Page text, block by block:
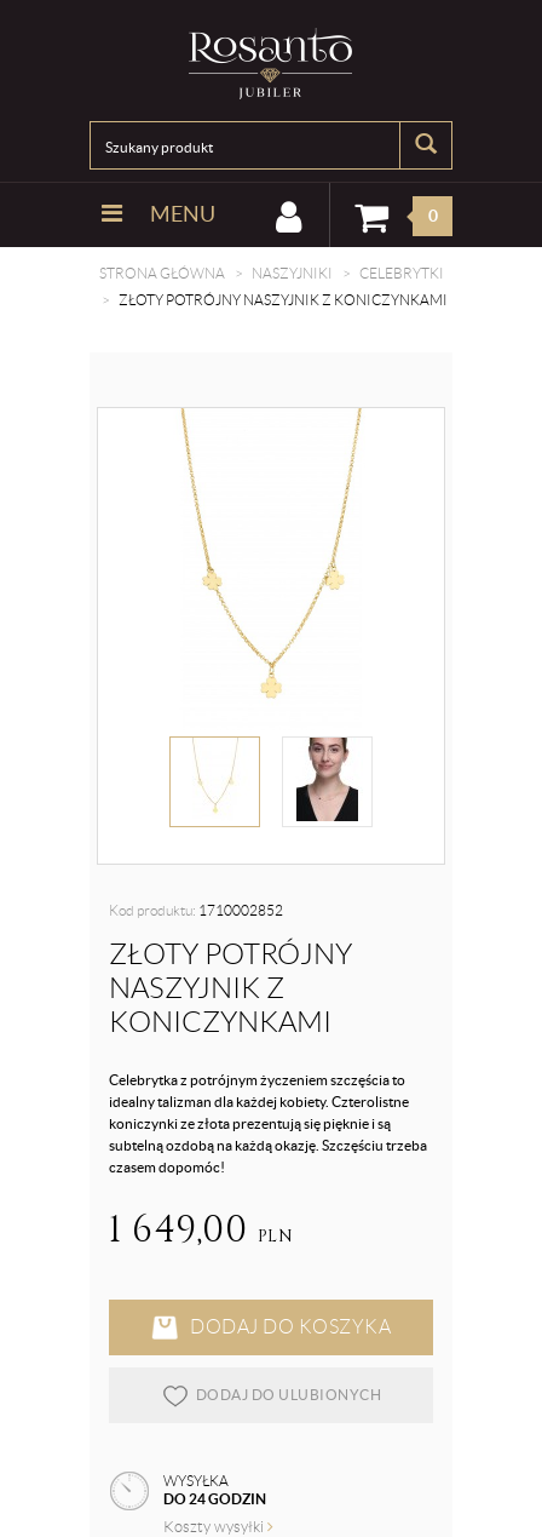
MENU 0
STRONA GŁÓWNA NASZYJNIKI
CELEBRYTKI
ZŁOTY POTRÓJNY NASZYJNIK Z KONICZYNKAMI
Kod produktu: 1710002852
ZŁOTY POTRÓJNY
NASZYJNIK Z
KONICZYNKAMI
Celebrytka z potrójnym życzeniem szczęścia to
idealny talizman dla każdej kobiety. Czterolistne
koniczynki ze złota prezentują się pięknie i są
subtelną ozdobą na każdą okazję. Szczęściu trzeba
czasem dopomóc!
1 649,00 PLN
DODAJ DO KOSZYKA
DODAJ DO ULUBIONYCH
WYSYŁKA
DO 24 GODZIN
Koszty wysyłki